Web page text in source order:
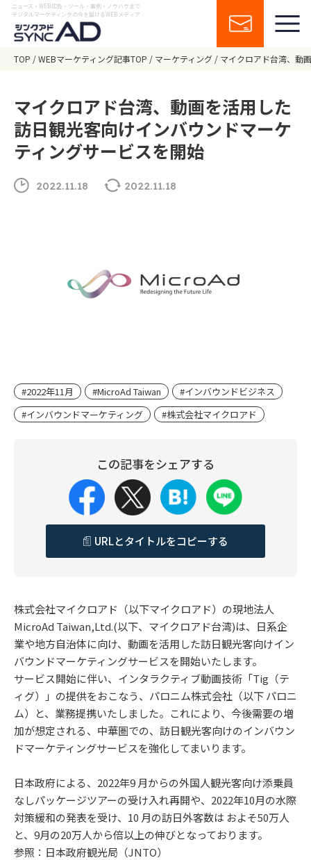
ニュース・WEB広告・ツール・事例・ノウハウまで
デジタルマーケティングの今を届けるWEBメディア
TOP WEBマーケティング記事TOP マーケティング マイクロアド台湾、動
マイクロアド台湾、動画を活用した
訪日観光客向けインバウンドマーケ
ティングサービスを開始
2022.11.18 2022.11.18
#2022年11月 #MicroAd Taiwan
#インバウンドビジネス
#インバウンドマーケティング
#株式会社マイクロアド
この記事をシェアする
URLとタイトルをコピーする
株式会社マイクロアド（以下マイクロアド）の現地法人
MicroAd Taiwan,Ltd.(以下、マイクロアド台湾)は、日系企
業や地方自治体に向け、動画を活用した訪日観光客向けイン
バウンドマーケティングサービスを開始いたします。
サービス開始に伴い、インタラクティブ動画技術「Tig（テ
ィグ）」の提供をおこなう、パロニム株式会社（以下 パロニ
ム）と、業務提携いたしました。これにより、今後需要の増
加が想定される、中華圏での、訪日観光客向けのインバウン
ドマーケティングサービスを強化してまいります。
日本政府による、2022年9 月からの外国人観光客向け添乗員
なしパッケージツアーの受け入れ再開や、2022年10月の水際
対策緩和の発表を受け、10 月の訪⽇外客数は およそ50万人
と、9月の20万人から倍以上の伸びとなっております。
参照：日本政府観光局（JNTO）